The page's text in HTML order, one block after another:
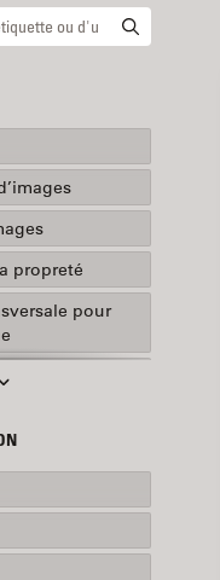
propreté
pour
qualité
aérospatial